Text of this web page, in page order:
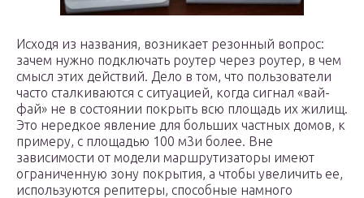
Исходя из названия, возникает резонный вопрос:
зачем нужно подключать роутер через роутер, в чем
смысл этих действий. Дело в том, что пользователи
часто сталкиваются с ситуацией, когда сигнал «вай-
фай» не в состоянии покрыть всю площадь их жилищ.
Это нередкое явление для больших частных домов, к
примеру, с площадью 100 м3и более. Вне
зависимости от модели маршрутизаторы имеют
ограниченную зону покрытия, а чтобы увеличить ее,
используются репитеры, способные намного